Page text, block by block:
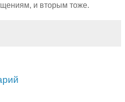
и вторым тоже.